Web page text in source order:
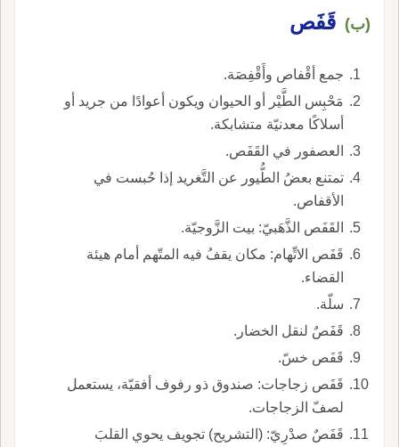
(ب) قَفَص
جمع أقْفاص وأَقْفِصَة.
مَحْبِس الطَّيْر أو الحيوان ويكون أعوادًا من جريد أو
أسلاكًا معدنيّة متشابكة.
العصفور في القَفَص.
تمتنع بعضُ الطُّيور عن التَّغريد إذا حُبست في
الأقفاص.
القَفَص الذَّهَبيّ: بيت الزَّوجيّة.
قَفَص الاتِّهام: مكان يقفُ فيه المتّهم أمام هيئة
القضاء.
سلّة.
قَفَصٌ لنقل الخضار.
قَفَص خسّ.
قَفَص زجاجات: صندوق ذو رفوف أفقيّة، يستعمل
لصفّ الزجاجات.
قَفَصٌ صدْرِيّ: (التشريح) تجويف يحوي القلبَ